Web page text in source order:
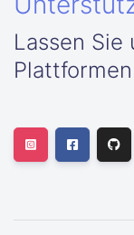
Lassen Sie